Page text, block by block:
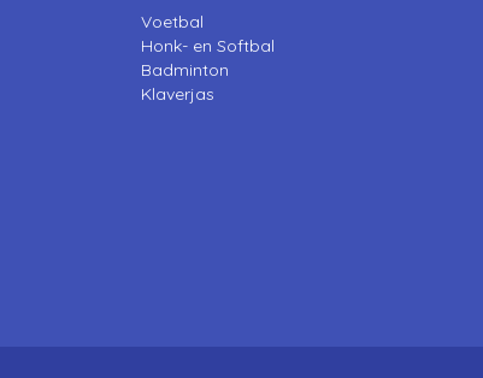
Voetbal
Honk- en Softbal
Badminton
Klaverjas